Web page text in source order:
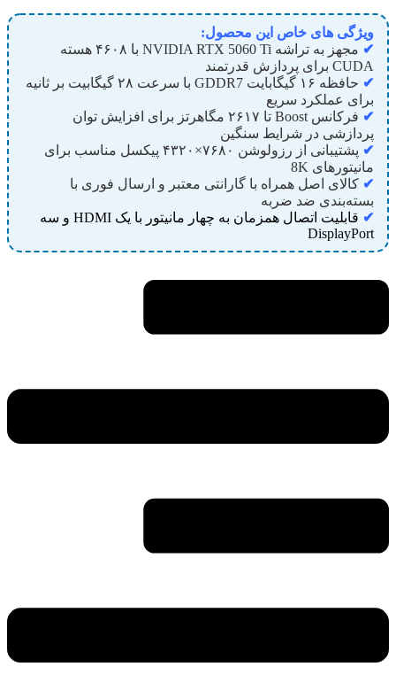
ویژگی های خاص این محصول:
✔
مجهز به تراشه NVIDIA RTX 5060 Ti با ۴۶۰۸ هسته
CUDA برای پردازش قدرتمند
✔
حافظه ۱۶ گیگابایت GDDR7 با سرعت ۲۸ گیگابیت بر ثانیه
برای عملکرد سریع
✔
فرکانس Boost تا ۲۶۱۷ مگاهرتز برای افزایش توان
پردازشی در شرایط سنگین
✔
پشتیبانی از رزولوشن ۷۶۸۰×۴۳۲۰ پیکسل مناسب برای
مانیتورهای 8K
✔ کالای اصل همراه با گارانتی معتبر و ارسال فوری با
بسته‌بندی ضد ضربه
✔
قابلیت اتصال همزمان به چهار مانیتور با یک HDMI و سه
DisplayPort